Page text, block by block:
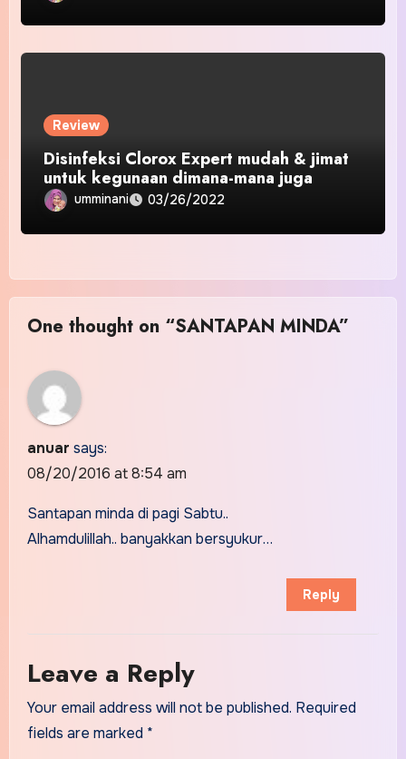
Review
Disinfeksi Clorox Expert mudah & jimat
untuk kegunaan dimana-mana juga
umminani 03/26/2022
One thought on “SANTAPAN MINDA”
anuar says:
08/20/2016 at 8:54 am
Santapan minda di pagi Sabtu..
Alhamdulillah.. banyakkan bersyukur…
Reply
Leave a Reply
Your email address will not be published. Required
fields are marked *